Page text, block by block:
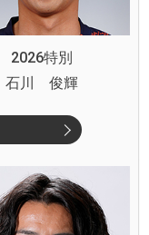
2026特別
石川 俊輝